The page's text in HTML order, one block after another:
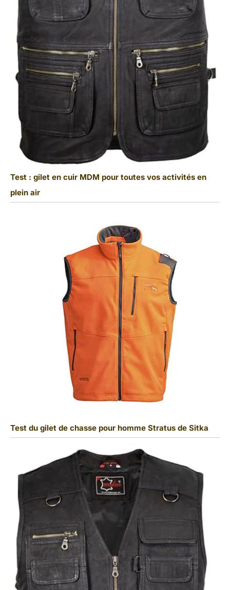
Test : gilet en cuir MDM pour toutes vos activités en
plein air
Test du gilet de chasse pour homme Stratus de Sitka